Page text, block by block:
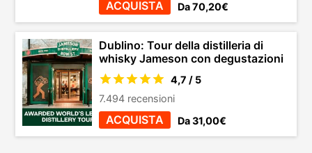
ACQUISTA Da 70,20€
Dublino: Tour della distilleria di
whisky Jameson con degustazioni
4,7 / 5
7.494 recensioni
ACQUISTA Da 31,00€